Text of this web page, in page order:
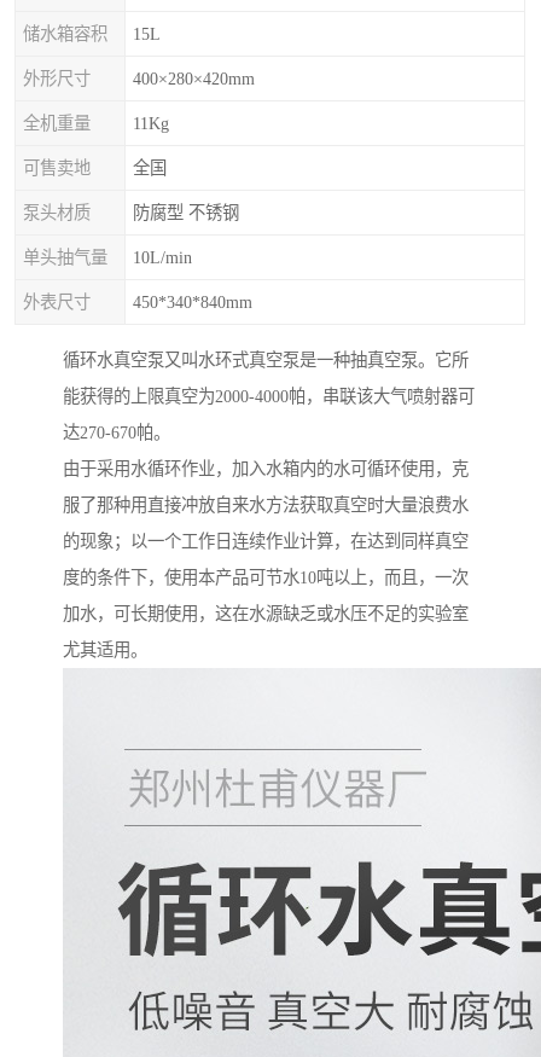
储水箱容积 15L
外形尺寸 400×280×420mm
全机重量 11Kg
可售卖地 全国
泵头材质 防腐型 不锈钢
单头抽气量 10L/min
外表尺寸 450*340*840mm
循环水真空泵又叫水环式真空泵是一种抽真空泵。它所
能获得的上限真空为2000-4000帕，串联该大气喷射器可
达270-670帕。
由于采用水循环作业，加入水箱内的水可循环使用，克
服了那种用直接冲放自来水方法获取真空时大量浪费水
的现象；以一个工作日连续作业计算，在达到同样真空
度的条件下，使用本产品可节水10吨以上，而且，一次
加水，可长期使用，这在水源缺乏或水压不足的实验室
尤其适用。